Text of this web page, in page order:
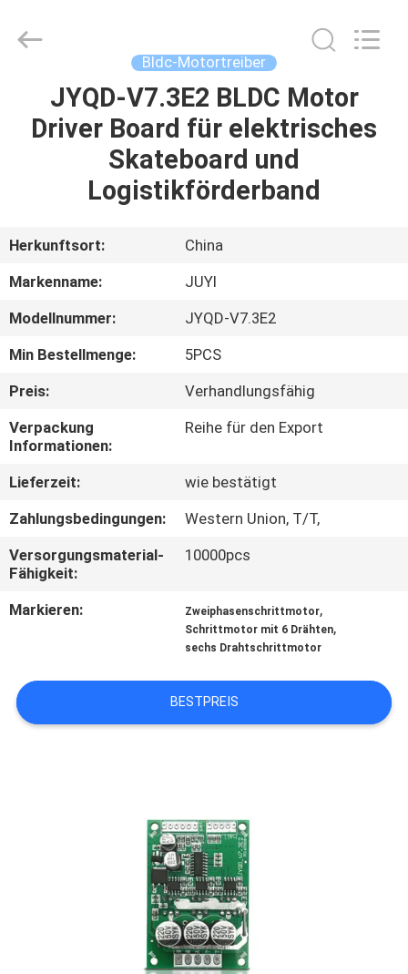
STARTSEITE
PRODUKTE
ÜBER
FABRIK
TOUR
QUALITÄTSKONTROLLE
KONTAKT
NACHRICHTEN
ALLE
REFERENZEN
DATENSCHUTZRICHTLINIE
Motor
Technology
Bldc-Motortreiber
JYQD-V7.3E2 BLDC Motor
Driver Board für elektrisches
Skateboard und
Logistikförderband
Herkunftsort:
China
Markenname:
JUYI
Modellnummer:
JYQD-V7.3E2
Min Bestellmenge:
5PCS
Preis:
Verhandlungsfähig
Verpackung
Informationen:
Reihe für den Export
Lieferzeit:
wie bestätigt
Zahlungsbedingungen:
Western Union, T/T,
Versorgungsmaterial-
Fähigkeit:
10000pcs
Markieren: Zweiphasenschrittmotor,
Schrittmotor mit 6 Drähten,
sechs Drahtschrittmotor
BESTPREIS